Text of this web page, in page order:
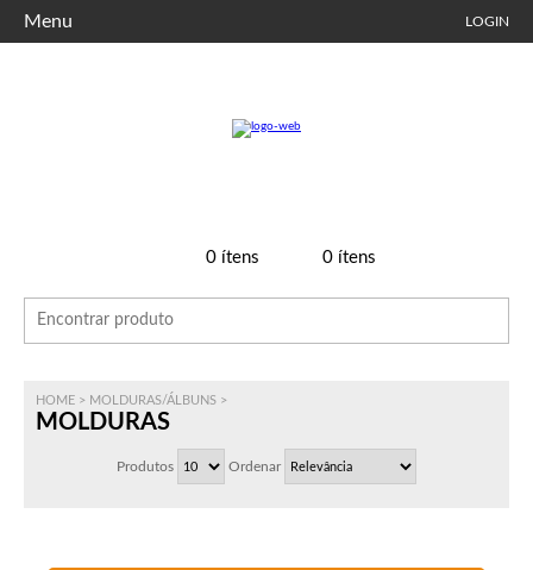
Menu LOGIN
0ítens 0ítens
HOME > MOLDURAS/ÁLBUNS >
MOLDURAS
Produtos Ordenar